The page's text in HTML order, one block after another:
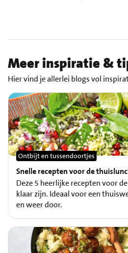
Meer inspiratie &
Hier vind je allerlei blogs vol
Snelle recepten voor de
Ontbijt en tussendoortjes
Deze 5 heerlijke recepten voor
klaar zijn. Ideaal voor een
en weer door.